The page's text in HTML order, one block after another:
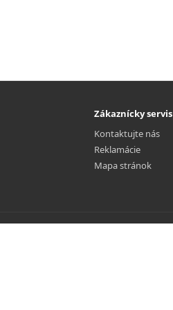
Zákaznícky servis
Kontaktujte nás
Reklamácie
Mapa stránok